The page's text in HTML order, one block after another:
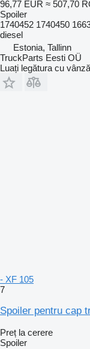
96,77 EUR ≈ 507,70
Spoiler
1740452 1740450
diesel
Estonia, Tallinn
TruckParts Eesti OÜ
Luați legătura cu
- XF 105
7
Spoiler pentru cap
Preț la cerere
Spoiler